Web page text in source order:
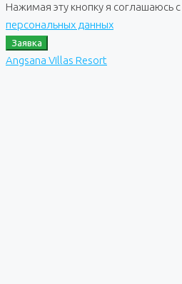
Нажимая эту кнопку я соглашаюсь с
персональных данных
Заявка
Angsana Villas Resort